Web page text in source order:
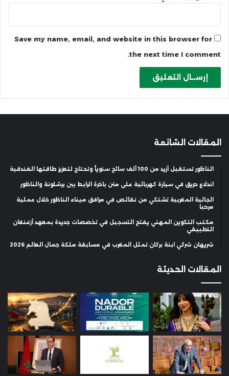
Save my name, email, and website in this browser for
the next time I comment.
المقالات الشائعة
الناظور تستقبل أزيد من 100 ألف سائح سنوياً وتحتاج لتعزيز طاقتها الفندقية
اندلاع حريق في سيارة كهربائية على متن باخرة الرابط بين برشلونة والناظور
الجالية المغربية تشتكي من نقائص في مرافق ميناء الناظور خلال عملية
مرحبا
مكتب التكوين المهني يفتح التسجيل في تخصصات جديدة بمعهد أزغنغان
التطبيقي
شريهان شركي ابنة بركان تمثل المغرب في مسابقة ملكة جمال العالم 2026
المقالات الحديثة